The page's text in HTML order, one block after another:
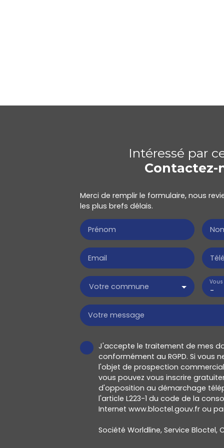
Intéressé par
Contactez-
Merci de remplir le formulaire, nous
les plus brefs délais.
Prénom
Email
Votre commune -
Vous
Votre message
J'accepte le traitement de mes
conformément au RGPD. Si vous
l'objet de prospection
vous pouvez vous inscrire
d'opposition au démarchage
l'article L223-1 du code de la
Internet www.bloctel.gouv.fr ou
Société Worldline, Service Bloctel, CS